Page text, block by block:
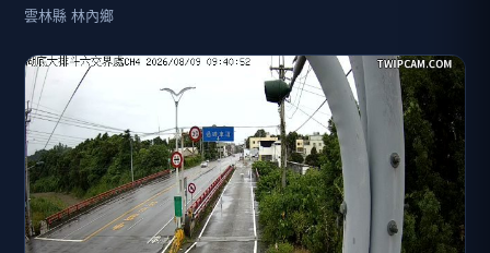
雲林縣 林內鄉